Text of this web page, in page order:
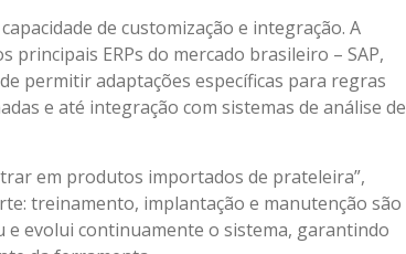
de customização e integração. A
ERPs do mercado brasileiro – SAP,
permitir adaptações específicas para regras
e até integração com sistemas de análise de
em produtos importados de prateleira”,
treinamento, implantação e manutenção são
evolui continuamente o sistema, garantindo